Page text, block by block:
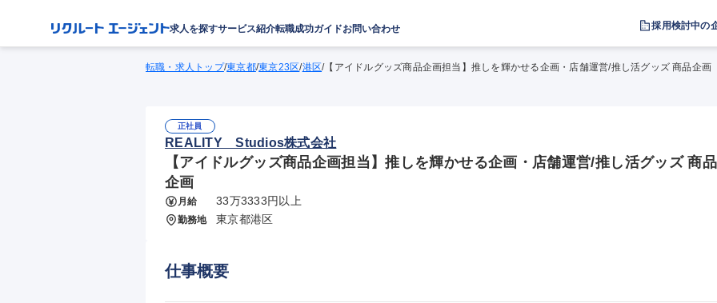
求人を探すサービス紹介転職成功ガイドお問い合わせ 採用検討中の
転職・求人トップ/東京都/東京23区/港区/【アイドルグッズ商品企画担当】推しを輝かせる企画・店舗運営/推し活グッズ 商品企画
正社員
REALITY Studios株式会社
【アイドルグッズ商品企画担当】推しを輝かせる企画・店舗運営/推し活グッズ 商品
企画
月給 33万3333円以上
勤務地 東京都港区
仕事概要